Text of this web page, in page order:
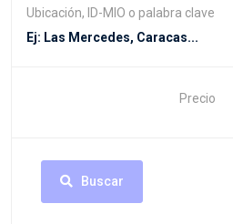
Ubicación, ID-MIO o palabra clave
Precio
Buscar